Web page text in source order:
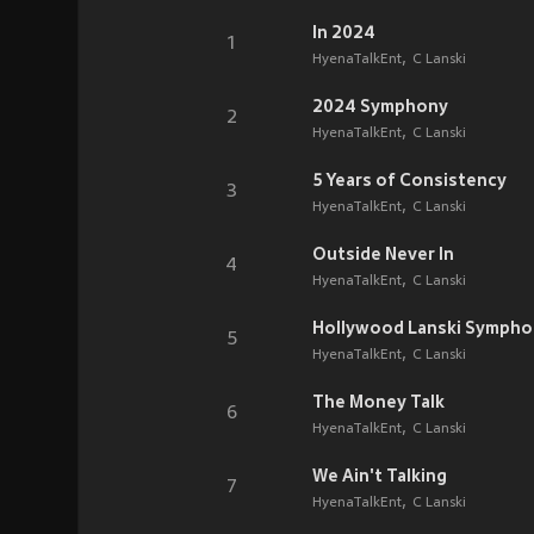
1
In 2024
HyenaTalkEnt C Lanski
2
2024 Symphony
HyenaTalkEnt C Lanski
3
5 Years of Consistency
HyenaTalkEnt C Lanski
4
Outside Never In
HyenaTalkEnt C Lanski
5
Hollywood Lanski
HyenaTalkEnt C Lanski
6
The Money Talk
HyenaTalkEnt C Lanski
7
We Ain't Talking
HyenaTalkEnt C Lanski